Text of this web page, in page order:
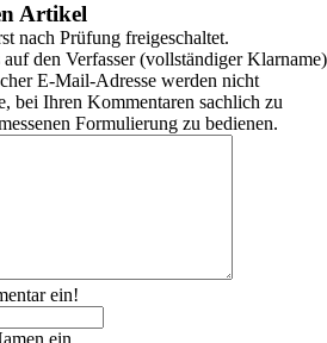
Artikel
nach Prüfung freigeschaltet.
den Verfasser (vollständiger Klarname)
E-Mail-Adresse werden nicht
bei Ihren Kommentaren sachlich zu
Formulierung zu bedienen.
ein!
ein